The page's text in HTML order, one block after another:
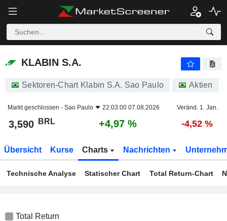
KLABIN S.A.
KLABIN S.A.
Sektoren-Chart Klabin S.A. Sao Paulo Aktien
Markt geschlossen - Sao Paulo 22:03:00 07.08.2026 Veränd. 1. Jan.
3,590 BRL +4,97 % -4,52 %
Übersicht Kurse Charts Nachrichten
Technische Analyse Statischer Chart Total Return-Chart
Total Return